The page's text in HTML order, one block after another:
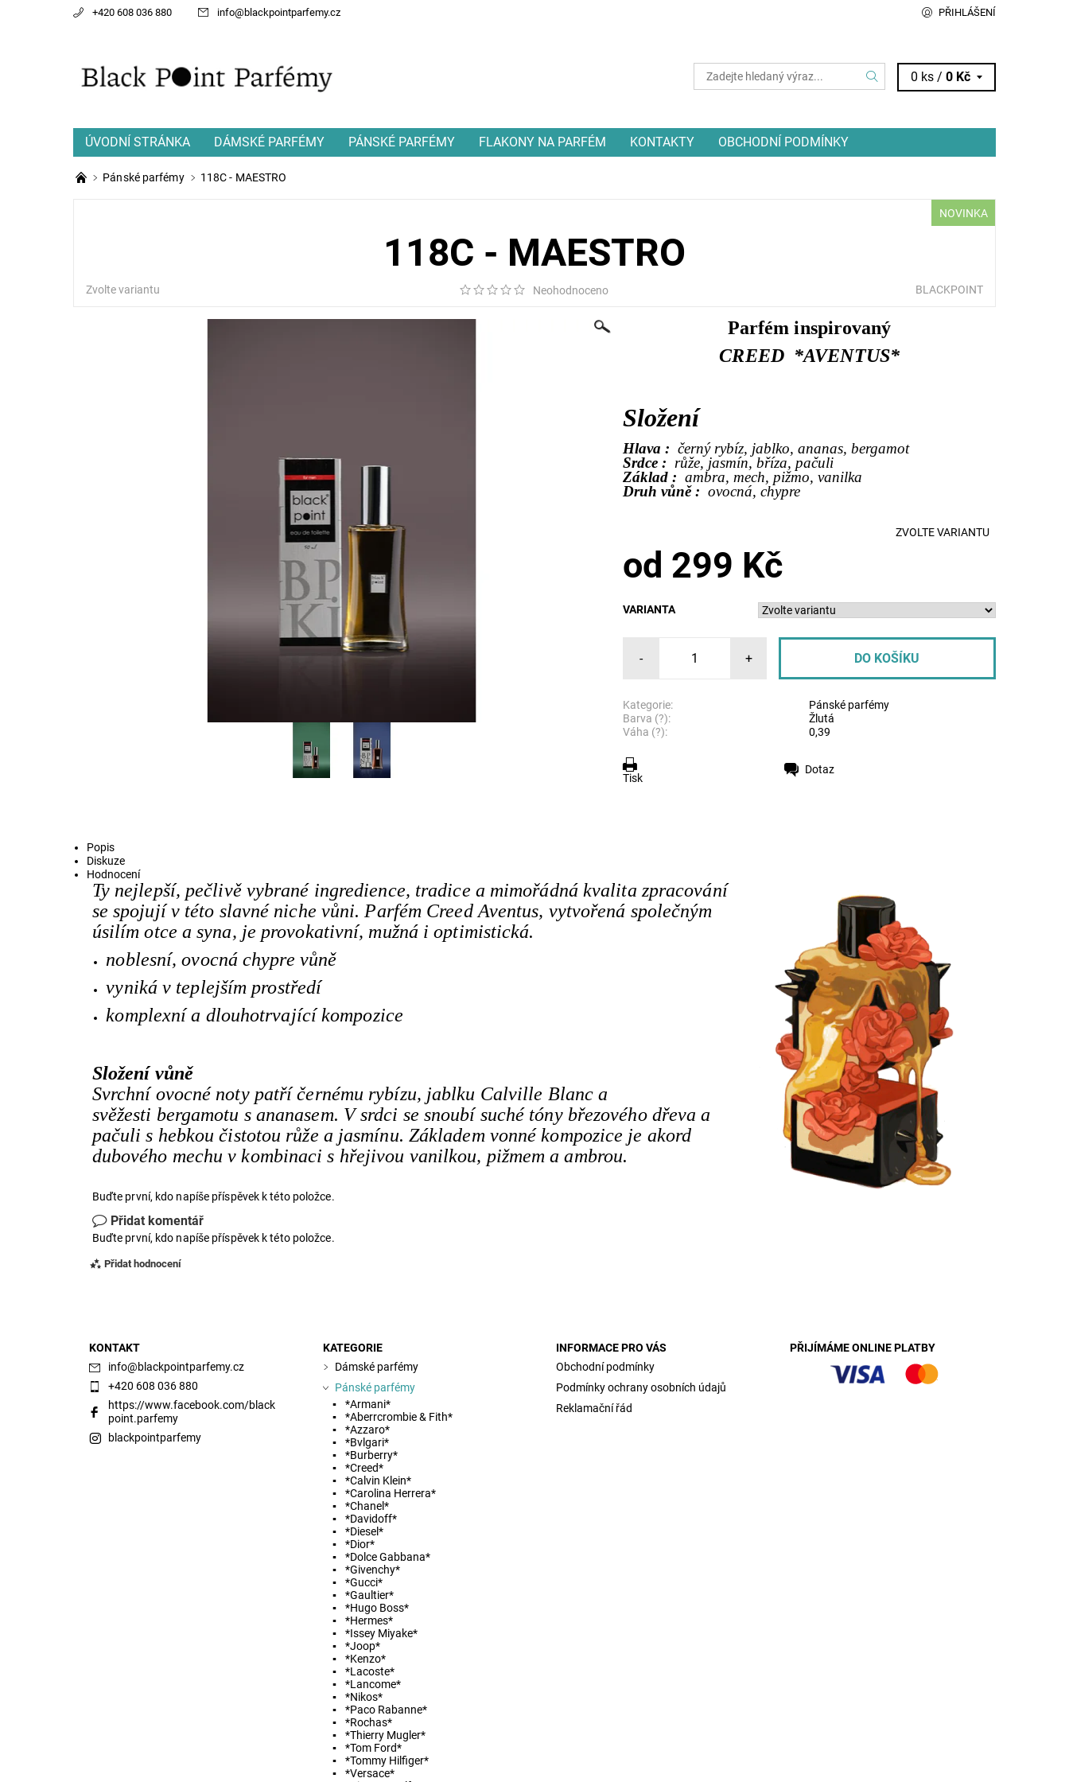
+420 608 036 880 info@ blackpointparfemy.cz PŘIHLÁŠENÍ
0 ks /0 Kč
ÚVODNÍ STRÁNKA DÁMSKÉ PARFÉMY PÁNSKÉ PARFÉMY FLAKONY NA PARFÉM KONTAKTY OBCHODNÍ PODMÍNKY
Pánské parfémy 118C - MAESTRO
NOVINKA
118C - MAESTRO
Zvolte variantu Neohodnoceno BLACKPOINT
Parfém inspirovaný
CREED *AVENTUS*
Složení
Hlava :černý rybíz, jablko, ananas, bergamot
Srdce :růže, jasmín, bříza, pačuli
Základ :ambra, mech, pižmo, vanilka
Druh vůně :ovocná, chypre
ZVOLTE VARIANTU
od 299 Kč
VARIANTA
- +
Kategorie:
Pánské parfémy
Barva (?):
Žlutá
Váha (?):
0,39
Tisk
Dotaz
Popis
Diskuze
Hodnocení
Ty nejlepší, pečlivě vybrané ingredience, tradice a mimořádná kvalita zpracování
se spojují v této slavné niche vůni. Parfém Creed Aventus, vytvořená společným
úsilím otce a syna, je provokativní, mužná i optimistická.
noblesní, ovocná chypre vůně
vyniká v teplejším prostředí
komplexní a dlouhotrvající kompozice
Složení vůně
Svrchní ovocné noty patří černému rybízu, jablku Calville Blanc a
svěžesti bergamotu s ananasem. V srdci se snoubí suché tóny březového dřeva a
pačuli s hebkou čistotou růže a jasmínu. Základem vonné kompozice je akord
dubového mechu v kombinaci s hřejivou vanilkou, pižmem a ambrou.
Buďte první, kdo napíše příspěvek k této položce.
Přidat komentář
Buďte první, kdo napíše příspěvek k této položce.
Přidat hodnocení
podmínkami ochrany osobních údajů
KONTAKT
info@blackpointparfemy.cz
+420 608 036 880
https://www.facebook.com/black
point.parfemy
blackpointparfemy
KATEGORIE
Dámské parfémy
Pánské parfémy
*Armani*
*Aberrcrombie & Fith*
*Azzaro*
*Bvlgari*
*Burberry*
*Creed*
*Calvin Klein*
*Carolina Herrera*
*Chanel*
*Davidoff*
*Diesel*
*Dior*
*Dolce Gabbana*
*Givenchy*
*Gucci*
*Gaultier*
*Hugo Boss*
*Hermes*
*Issey Miyake*
*Joop*
*Kenzo*
*Lacoste*
*Lancome*
*Nikos*
*Paco Rabanne*
*Rochas*
*Thierry Mugler*
*Tom Ford*
*Tommy Hilfiger*
*Versace*
INFORMACE PRO VÁS
Obchodní podmínky
Podmínky ochrany osobních údajů
Reklamační řád
PŘIJÍMÁME ONLINE PLATBY